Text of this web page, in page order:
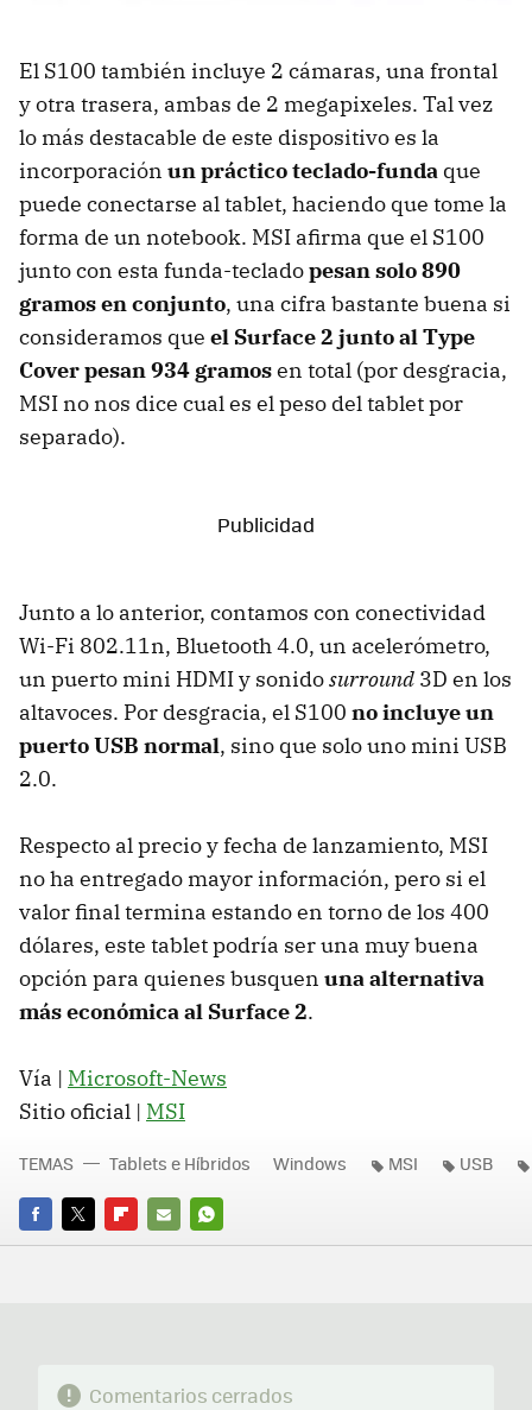
El S100 también incluye 2 cámaras, una frontal
y otra trasera, ambas de 2 megapixeles. Tal vez
lo más destacable de este dispositivo es la
incorporación un práctico teclado-funda que
puede conectarse al tablet, haciendo que tome la
forma de un notebook. MSI afirma que el S100
junto con esta funda-tecladopesan solo 890
gramos en conjunto, una cifra bastante buena si
consideramos que el Surface 2 junto al Type
Cover pesan 934 gramosen total (por desgracia,
MSI no nos dice cual es el peso del tablet por
separado).
Junto a lo anterior, contamos con conectividad
Wi-Fi 802.11n, Bluetooth 4.0, un acelerómetro,
un puerto mini HDMI y sonidosurround 3D en los
altavoces. Por desgracia, el S100 no incluye un
puerto USB normal, sino que solo uno mini USB
2.0.
Respecto al precio y fecha de lanzamiento, MSI
no ha entregado mayor información, pero si el
valor final termina estando en torno de los 400
dólares, este tablet podría ser una muy buena
opción para quienes busquen una alternativa
más económica al Surface 2.
Vía | Microsoft-News
Sitio oficial | MSI
FACEBOOK
TWITTERFLIPBOARD
E-
WHATSAPP
TEMAS Tablets e Híbridos Windows MSI USB
Comentarios cerrados